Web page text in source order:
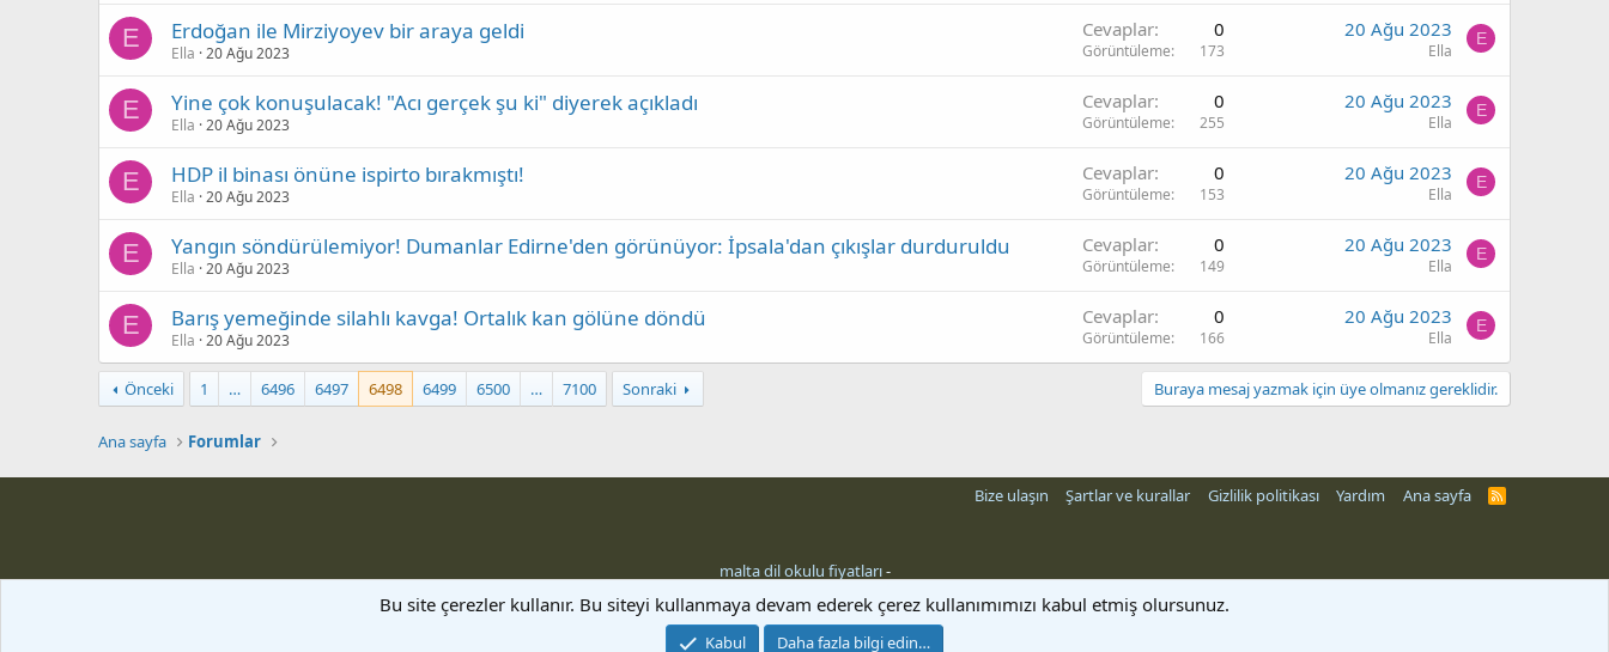
E Erdoğan ile Mirziyoyev bir araya geldi
Ella 20 Ağu 2023
Cevaplar 0
Görüntüleme 173
20 Ağu 2023
Ella
E
E Yine çok konuşulacak! "Acı gerçek şu ki" diyerek açıkladı
Ella 20 Ağu 2023
Cevaplar 0
Görüntüleme 255
20 Ağu 2023
Ella
E
E HDP il binası önüne ispirto bırakmıştı!
Ella 20 Ağu 2023
Cevaplar 0
Görüntüleme 153
20 Ağu 2023
Ella
E
E Yangın söndürülemiyor! Dumanlar Edirne'den görünüyor: İpsala'dan çıkışlar durduruldu
Ella 20 Ağu 2023
Cevaplar 0
Görüntüleme 149
20 Ağu 2023
Ella
E
E Barış yemeğinde silahlı kavga! Ortalık kan gölüne döndü
Ella 20 Ağu 2023
Cevaplar 0
Görüntüleme 166
20 Ağu 2023
Ella
E
Önceki 1 … 6496 6497 6498 6499 6500 … 7100 Sonraki Buraya mesaj yazmak için üye olmanız gereklidir.
Ana sayfa Forumlar
Bize ulaşın Şartlar ve kurallar Gizlilik politikası Yardım Ana sayfa
R
malta dil okulu fiyatları-
Bu site çerezler kullanır. Bu siteyi kullanmaya devam ederek çerez kullanımımızı kabul etmiş olursunuz.
Kabul Daha fazla bilgi edin…